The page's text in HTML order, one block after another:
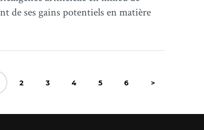
de ses gains potentiels en matière
2 3 4 5 6 >